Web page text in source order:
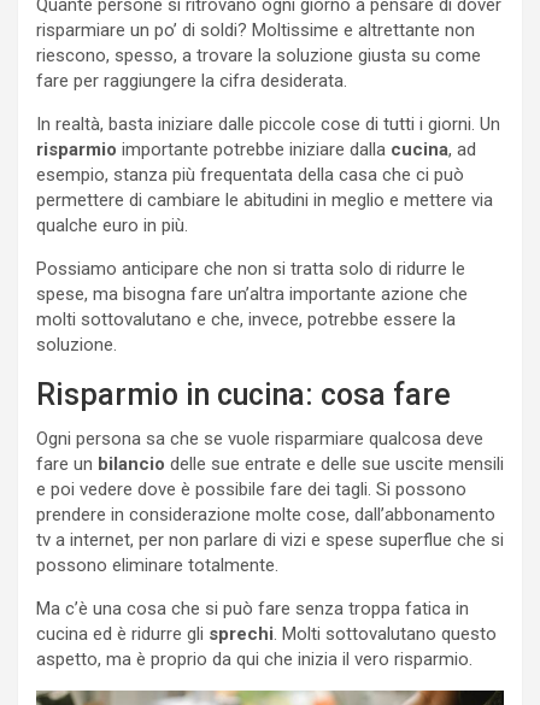
Quante persone si ritrovano ogni giorno a pensare di dover
risparmiare un po’ di soldi? Moltissime e altrettante non
riescono, spesso, a trovare la soluzione giusta su come
fare per raggiungere la cifra desiderata.
In realtà, basta iniziare dalle piccole cose di tutti i giorni. Un
risparmio importante potrebbe iniziare dalla cucina, ad
esempio, stanza più frequentata della casa che ci può
permettere di cambiare le abitudini in meglio e mettere via
qualche euro in più.
Possiamo anticipare che non si tratta solo di ridurre le
spese, ma bisogna fare un’altra importante azione che
molti sottovalutano e che, invece, potrebbe essere la
soluzione.
Risparmio in cucina: cosa fare
Ogni persona sa che se vuole risparmiare qualcosa deve
fare un bilancio delle sue entrate e delle sue uscite mensili
e poi vedere dove è possibile fare dei tagli. Si possono
prendere in considerazione molte cose, dall’abbonamento
tv a internet, per non parlare di vizi e spese superflue che si
possono eliminare totalmente.
Ma c’è una cosa che si può fare senza troppa fatica in
cucina ed è ridurre gli sprechi. Molti sottovalutano questo
aspetto, ma è proprio da qui che inizia il vero risparmio.